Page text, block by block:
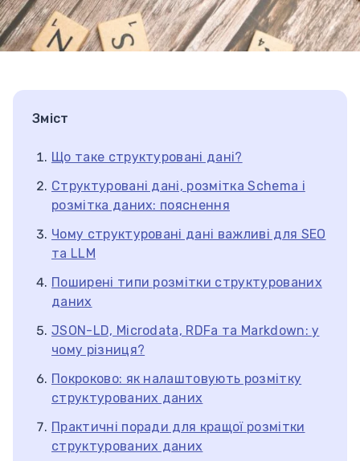
Зміст
Що таке структуровані дані?
Структуровані дані, розмітка Schema і
розмітка даних: пояснення
Чому структуровані дані важливі для SEO
та LLM
Поширені типи розмітки структурованих
даних
JSON-LD, Microdata, RDFa та Markdown: у
чому різниця?
Покроково: як налаштовують розмітку
структурованих даних
Практичні поради для кращої розмітки
структурованих даних